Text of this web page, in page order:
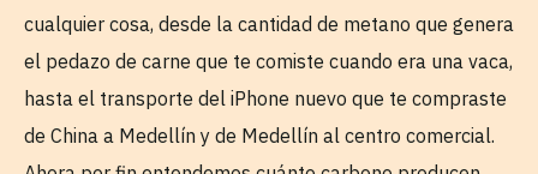
cualquier cosa, desde la cantidad de metano que genera
el pedazo de carne que te comiste cuando era una vaca,
hasta el transporte del iPhone nuevo que te compraste
de China a Medellín y de Medellín al centro comercial.